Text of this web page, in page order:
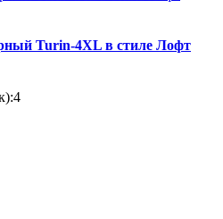
Turin-4XL в стиле Лофт
4